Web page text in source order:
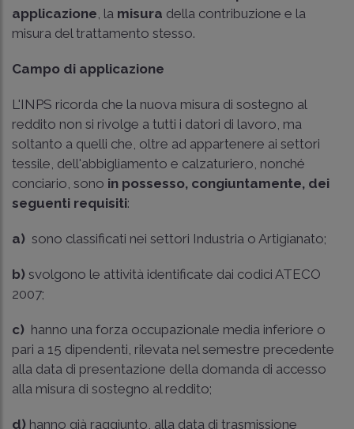
applicazione , la misura della contribuzione e la
misura del trattamento stesso.
Campo di applicazione
L'INPS ricorda che la nuova misura di sostegno al
reddito non si rivolge a tutti i datori di lavoro, ma
soltanto a quelli che, oltre ad appartenere ai settori
tessile, dell'abbigliamento e calzaturiero, nonché
conciario, sono in possesso, congiuntamente, dei
seguenti requisiti:
a) sono classificati nei settori Industria o Artigianato;
b) svolgono le attività identificate dai codici ATECO
2007;
c) hanno una forza occupazionale media inferiore o
pari a 15 dipendenti, rilevata nel semestre precedente
alla data di presentazione della domanda di accesso
alla misura di sostegno al reddito;
d) hanno già raggiunto, alla data di trasmissione